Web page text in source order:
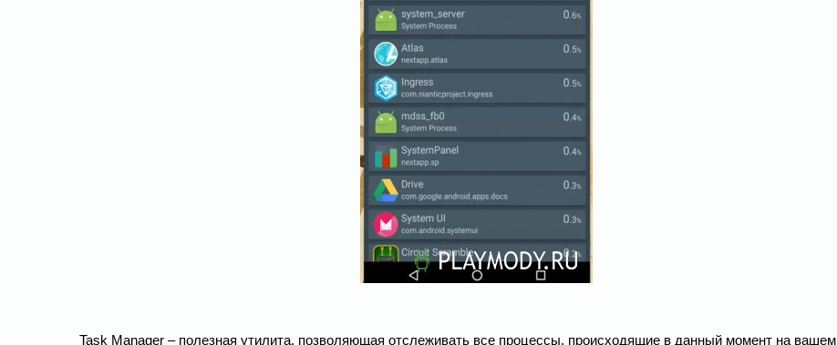
Task Manager – полезная утилита, позволяющая отслеживать все процессы, происходящие в данный момент на вашем